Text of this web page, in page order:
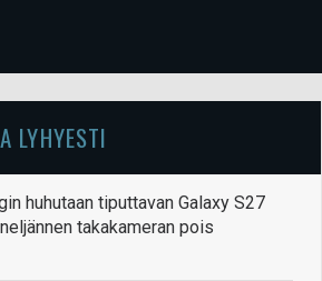
LYHYESTI
huhutaan tiputtavan Galaxy S27
takakameran pois